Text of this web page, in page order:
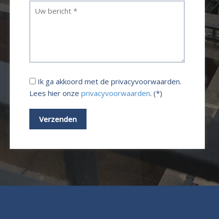
Ik ga akkoord met de privacyvoorwaarden.
Lees hier onze privacyvoorwaarden. (*)